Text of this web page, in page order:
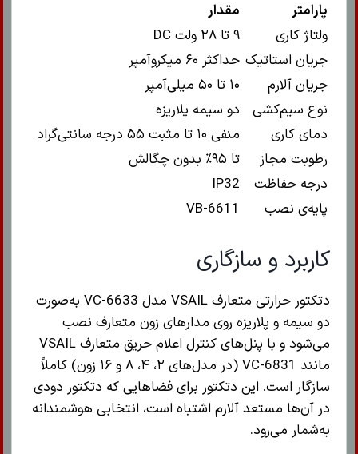
پارامتر
مقدار
ولتاژ کاری
۹ تا ۲۸ ولت DC
جریان استاتیک حداکثر ۶۰ میکروآمپر
جریان آلارم
۱۰ تا ۵۰ میلی‌آمپر
نوع سیم‌کشی
دو سیمه پلاریزه
دمای کاری
منفی ۱۰ تا مثبت ۵۵ درجه سانتی‌گراد
رطوبت مجاز
تا ۹۵٪ بدون چگالش
درجه حفاظت
IP32
پایه‌ی نصب
VB-6611
کاربرد و سازگاری
دتکتور حرارتی متعارف VSAIL مدل VC-6633 به‌صورت
دو سیمه و پلاریزه روی مدارهای زون متعارف نصب
می‌شود و با پنل‌های کنترل اعلام حریق متعارف VSAIL
مانند VC-6831 (در مدل‌های ۲، ۴، ۸ و ۱۶ زون) کاملاً
سازگار است. این دتکتور برای فضاهایی که دتکتور دودی
در آن‌ها مستعد آلارم اشتباه است، انتخابی هوشمندانه
به‌شمار می‌رود.